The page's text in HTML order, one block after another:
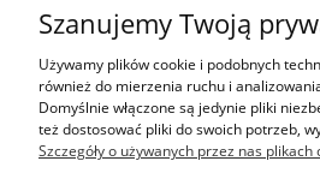
Szanujemy Twoją
Używamy plików cookie i podobnych
również do mierzenia ruchu i
Domyślnie włączone są jedynie pliki
też dostosować pliki do swoich potrzeb,
Szczegóły o używanych przez nas